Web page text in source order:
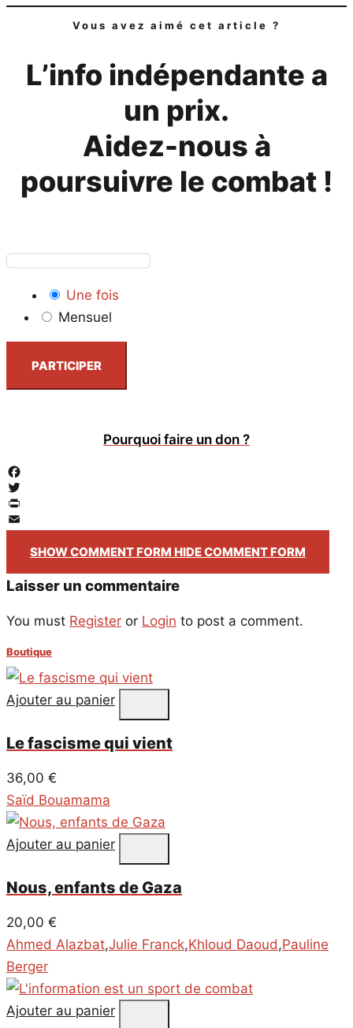
Vous avez aimé cet article ?
L’info indépendante a
un prix.
Aidez-nous à
poursuivre le combat !
Une fois
Mensuel
PARTICIPER
Pourquoi faire un don ?
Facebook
Twitter
PrintFriendly
Email
SHOW COMMENT FORM HIDE COMMENT FORM
Laisser un commentaire
You must Register or Login to post a comment.
Boutique
Ajouter au panier
Le fascisme qui vient
36,00 €
Saïd Bouamama
Ajouter au panier
Nous, enfants de Gaza
20,00 €
Ahmed Alazbat,Julie Franck,Khloud Daoud,Pauline
Berger
Ajouter au panier